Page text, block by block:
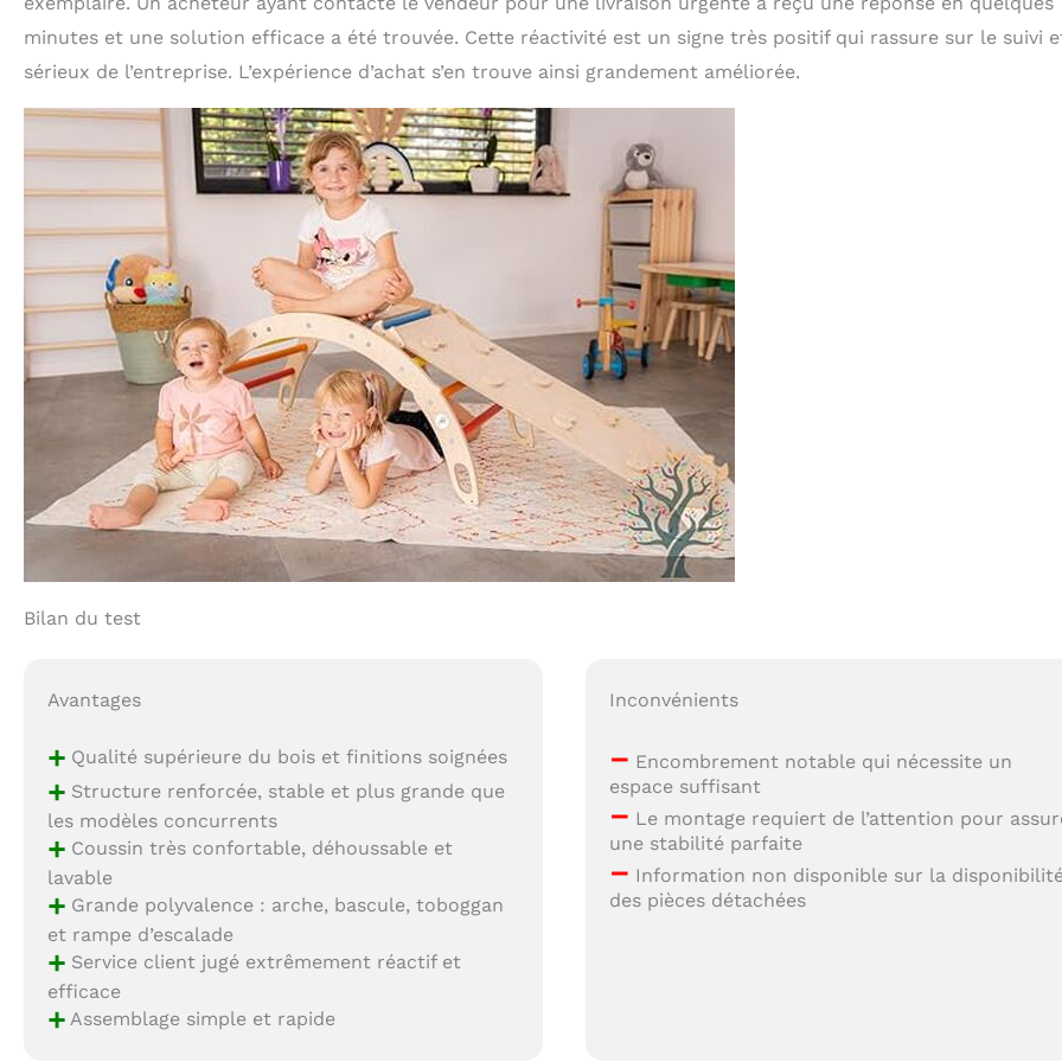
minutes et une solution efficace a été trouvée. Cette réactivité est un signe très positif qui rassure sur le suivi
sérieux de l’entreprise. L’expérience d’achat s’en trouve ainsi grandement améliorée.
Bilan du test
Avantages
+ Qualité supérieure du bois et finitions soignées
+ Structure renforcée, stable et plus grande que
les modèles concurrents
+ Coussin très confortable, déhoussable et
lavable
+ Grande polyvalence : arche, bascule, toboggan
et rampe d’escalade
+ Service client jugé extrêmement réactif et
efficace
+ Assemblage simple et rapide
Inconvénients
– Encombrement notable qui nécessite un
espace suffisant
– Le montage requiert de l’attention pour
une stabilité parfaite
– Information non disponible sur la
des pièces détachées